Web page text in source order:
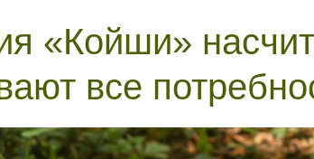
«Койши»
все